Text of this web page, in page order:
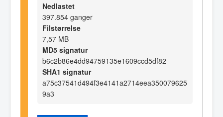
Nedlastet
397.854 ganger
Filstørrelse
7,57 MB
MD5 signatur
b6c2b86e4dd94759135e1609ccd5df82
SHA1 signatur
a75c37541d494f3e4141a2714eea350079625
9a3